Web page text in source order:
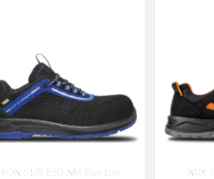
TRON S1PS ESD NM Blue Low NUX